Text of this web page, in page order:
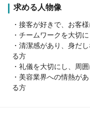
求める人物像
・接客が好きで、お客
・チームワークを大切
・清潔感があり、身だ
る方
・礼儀を大切にし、周
・美容業界への情熱が
る方